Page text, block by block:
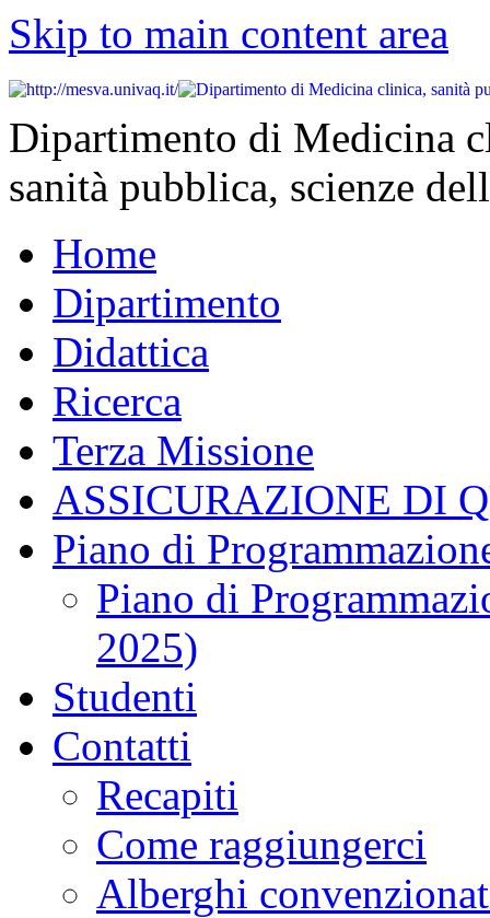
Skip to main content area
Dipartimento di Medicina
sanità pubblica, scienze
Home
Dipartimento
Didattica
Ricerca
Terza Missione
ASSICURAZIONE DI
Piano di
Piano di
2025)
Studenti
Contatti
Recapiti
Come raggiungerci
Alberghi